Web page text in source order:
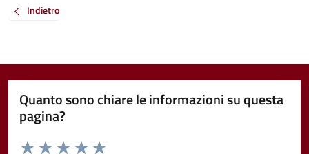
Indietro
Quanto sono chiare le informazioni su questa
pagina?
Valuta da 1 a 5 stelle la pagina